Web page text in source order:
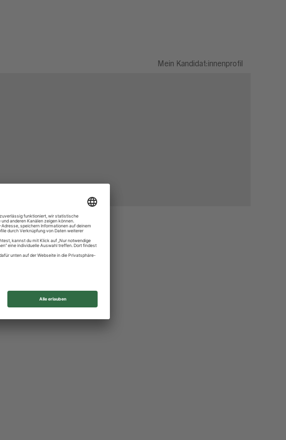
Mein Kandidat:innenprofil